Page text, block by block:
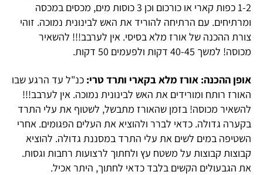
1-2 כפות קארי או כורכום וכן 3 כוסות מים, מכסים במכסה
ומרתיחים. עם הרתיחה להוריד את האש לבינונית נמוכה. זוהי
צורת ההכנה של אורז מלא בסיסי. אין לערבב!!! להשאיר
מכוסה! למשך 40-45 דקות ולפעמים 50 דקות.
אופן ההכנה: אורז מלא בקארי ותרד טרי: כנ"ל עד הרגע שבו
האורז רותח ומורידים את האש לבינונית נמוכה. אין לערבב!!!
להשאיר מכוסה! בזמן שהאורז מתבשל, לשטוף את עלי התרד
בקערה גדולה. כדאי לברר ולהוציא את העלים הפגומים. אחרי
השטיפה במים לשים את עלי התרד במסננת גדולה. להוציא
קבוצות קבוצות על משטח עץ ולחתוך לרצועות רחבות וגסות.
את הגבעולים הקשים בלבד כדאי לחתוך, היתר אכיל.